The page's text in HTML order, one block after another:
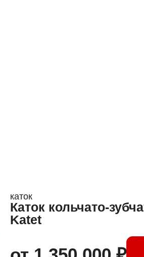
каток
Каток кольчато-
Katet